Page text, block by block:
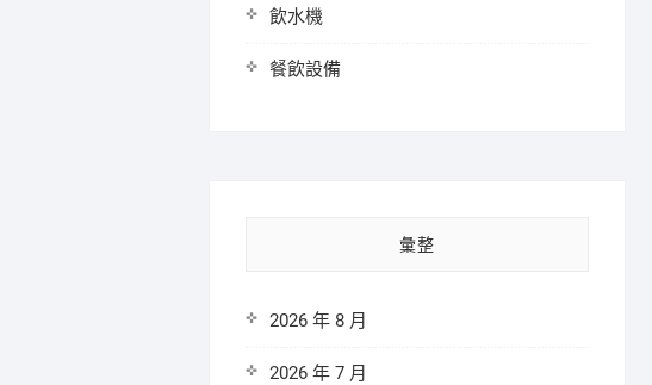
飲水機
餐飲設備
彙整
2026 年 8 月
2026 年 7 月